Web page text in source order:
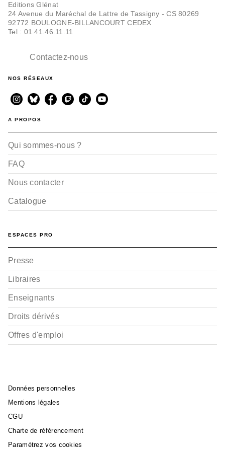
Editions Glénat
24 Avenue du Maréchal de Lattre de Tassigny - CS 80269
92772 BOULOGNE-BILLANCOURT CEDEX
Tel : 01.41.46.11.11
Contactez-nous
NOS RÉSEAUX
A PROPOS
Qui sommes-nous ?
FAQ
Nous contacter
Catalogue
ESPACES PRO
Presse
Libraires
Enseignants
Droits dérivés
Offres d'emploi
Données personnelles
Mentions légales
CGU
Charte de référencement
Paramétrez vos cookies